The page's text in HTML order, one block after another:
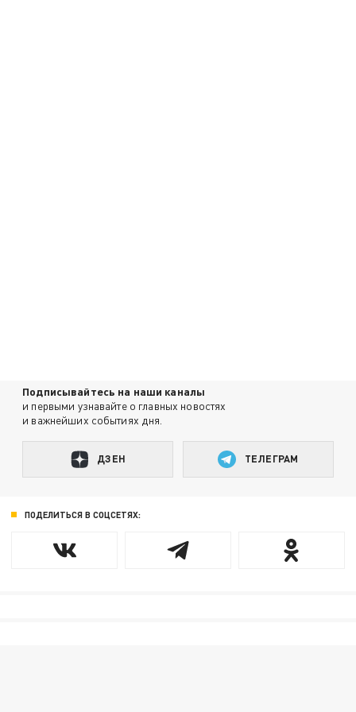
Подписывайтесь на наши каналы
и первыми узнавайте о главных новостях
и важнейших событиях дня.
ДЗЕН ТЕЛЕГРАМ
ПОДЕЛИТЬСЯ В СОЦСЕТЯХ: